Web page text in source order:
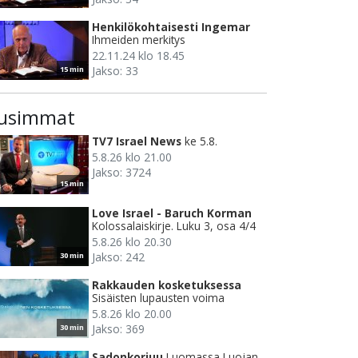
15 min
Henkilökohtaisesti Ingemar
Ihmeiden merkitys
22.11.24 klo 18.45
Jakso: 33
15 min
TV7 Israel News ke 5.8.
5.8.26 klo 21.00
Jakso: 3724
30 min
Love Israel - Baruch Korman
Kolossalaiskirje. Luku 3, osa 4/4
5.8.26 klo 20.30
Jakso: 242
30 min
Rakkauden kosketuksessa
Sisäisten lupausten voima
5.8.26 klo 20.00
Jakso: 369